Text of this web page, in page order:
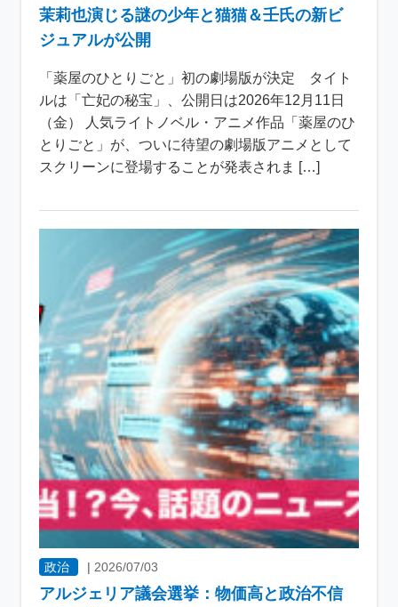
茉莉也演じる謎の少年と猫猫＆壬氏の新ビ
ジュアルが公開
「薬屋のひとりごと」初の劇場版が決定 タイト
ルは「亡妃の秘宝」、公開日は2026年12月11日
（金） 人気ライトノベル・アニメ作品「薬屋のひ
とりごと」が、ついに待望の劇場版アニメとして
スクリーンに登場することが発表されま […]
政治 | 2026/07/03
アルジェリア議会選挙：物価高と政治不信